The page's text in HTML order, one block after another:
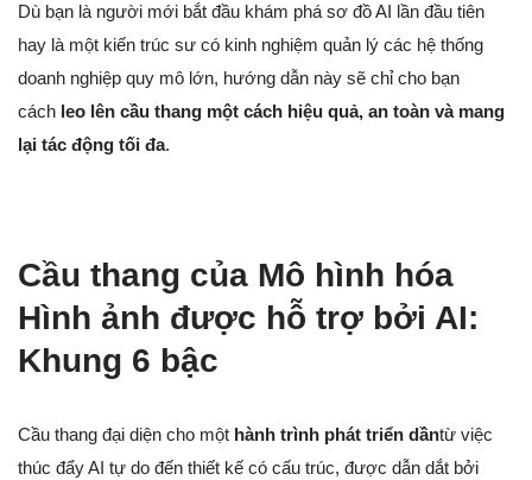
Dù bạn là người mới bắt đầu khám phá sơ đồ AI lần đầu tiên
hay là một kiến trúc sư có kinh nghiệm quản lý các hệ thống
doanh nghiệp quy mô lớn, hướng dẫn này sẽ chỉ cho bạn
cách leo lên cầu thang một cách hiệu quả, an toàn và mang
lại tác động tối đa.
Cầu thang của Mô hình hóa
Hình ảnh được hỗ trợ bởi AI:
Khung 6 bậc
Cầu thang đại diện cho một hành trình phát triển dầntừ việc
thúc đẩy AI tự do đến thiết kế có cấu trúc, được dẫn dắt bởi